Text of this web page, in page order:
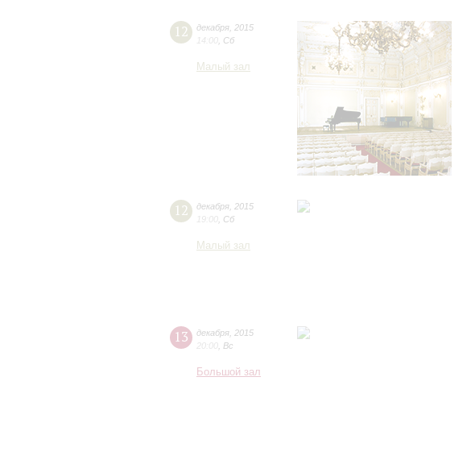
12 декабря 2015
14:00 Сб
Малый зал
12 декабря 2015
19:00 Сб
Малый зал
13 декабря 2015
20:00 Вс
Большой зал